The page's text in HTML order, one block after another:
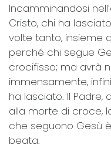
Incamminandosi
Cristo, chi ha
volte tanto, insieme
perché chi segue
crocifisso; ma avrà
immensamente,
ha lasciato. Il
alla morte di croce,
che seguono Gesù
beata.